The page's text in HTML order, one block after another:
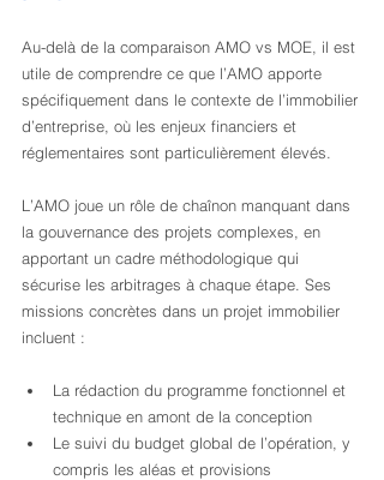
Au-delà de la comparaison AMO vs MOE, il est
utile de comprendre ce que l’AMO apporte
spécifiquement dans le contexte de l’immobilier
d’entreprise, où les enjeux financiers et
réglementaires sont particulièrement élevés.
L’AMO joue un rôle de chaînon manquant dans
la gouvernance des projets complexes, en
apportant un cadre méthodologique qui
sécurise les arbitrages à chaque étape. Ses
missions concrètes dans un projet immobilier
incluent :
La rédaction du programme fonctionnel et
technique en amont de la conception
Le suivi du budget global de l’opération, y
compris les aléas et provisions